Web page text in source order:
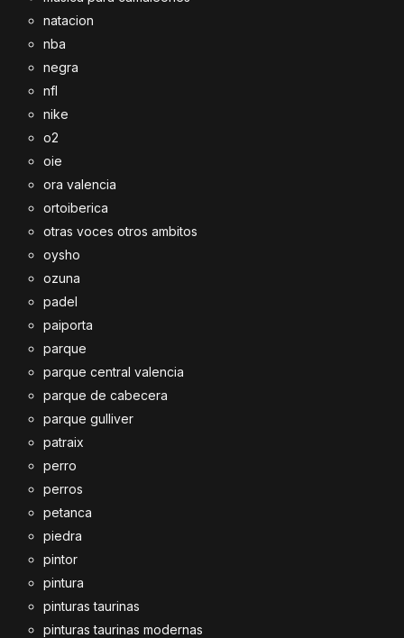
natacion
nba
negra
nfl
nike
o2
oie
ora valencia
ortoiberica
otras voces otros ambitos
oysho
ozuna
padel
paiporta
parque
parque central valencia
parque de cabecera
parque gulliver
patraix
perro
perros
petanca
piedra
pintor
pintura
pinturas taurinas
pinturas taurinas modernas